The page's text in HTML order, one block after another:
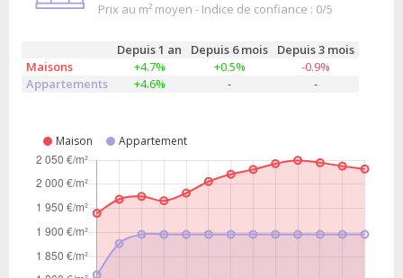
Prix au m² moyen - Indice de confiance : 0/5
Depuis 1 an Depuis 6 mois
Depuis 3 mois
Maisons
+4.7% +0.5%
-0.9%
Appartements
+4.6% - -
Maison Appartement